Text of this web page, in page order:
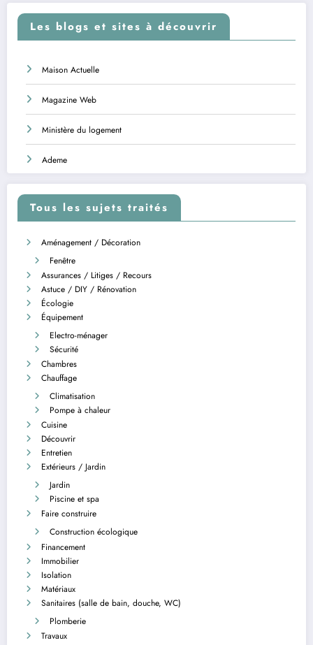
Les blogs et sites à découvrir
Maison Actuelle
Magazine Web
Ministère du logement
Ademe
Tous les sujets traités
Aménagement / Décoration
Fenêtre
Assurances / Litiges / Recours
Astuce / DIY / Rénovation
Écologie
Équipement
Electro-ménager
Sécurité
Chambres
Chauffage
Climatisation
Pompe à chaleur
Cuisine
Découvrir
Entretien
Extérieurs / Jardin
Jardin
Piscine et spa
Faire construire
Construction écologique
Financement
Immobilier
Isolation
Matériaux
Sanitaires (salle de bain, douche, WC)
Plomberie
Travaux